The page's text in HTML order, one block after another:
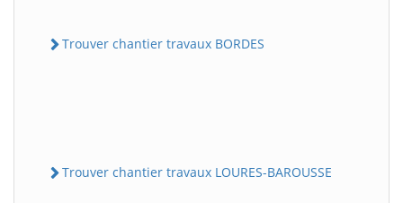
Trouver chantier travaux BORDES
Trouver chantier travaux LOURES-BAROUSSE